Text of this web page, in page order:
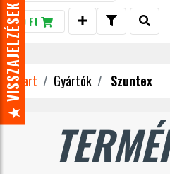
0 Ft
Start Gyártók Szuntex
★ VISSZAJELZÉSEK